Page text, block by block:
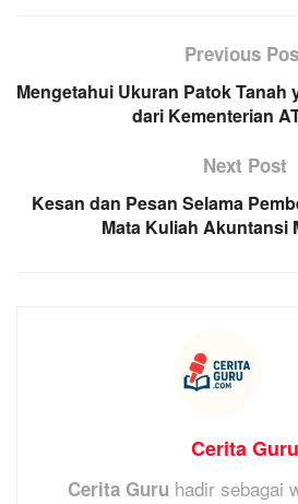
Previous
Mengetahui Ukuran Patok Tanah
dari Kementerian
Next Post
Kesan dan Pesan Selama
Mata Kuliah Akuntansi
Cerita Guru
Cerita Guru hadir sebagai